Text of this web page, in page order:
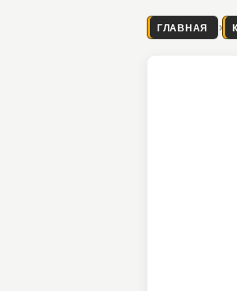
ГЛАВНАЯ